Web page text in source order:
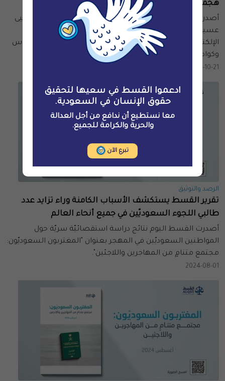
هجمات بيغاسوس وكوادريم الإلكترونيّة
أصدرت المحكمة العليا في لندن إذنًا لناشط حقوق الإنسان يحيى
عسيري بتقديم بلاغ قانوني ضد السعوديّة بسبب الهجمات
الإلكترونيّة التي استهدفته بواسطة برامج التجسّس بيغاسوس
وكوادريم.
2024-10-21
الرصد والتوثيق
تقرير القسط يستكشف الأسباب الكامنة وراء تزايد عدد
طالبي اللجوء السعوديّين في جميع أنحاء العالم
أصدرت القسط اليوم نتائج دراسة استقصائيّة سريّة حول
المواطنين السعوديّين في المهجر بعنوان "المغتربون السعوديّون:
مجتمع متنامٍ من المهاجرين واللاجئين".
2024-08-01
ادعموا القسط في سعيها لتحقيق
حقوق الإنسان في السعودية.
معا نستطيع أن ندافع من أجل العدالة
والحرية والكرامة للجميع.
تبرع الآن